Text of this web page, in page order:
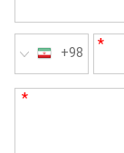
+98 *
*